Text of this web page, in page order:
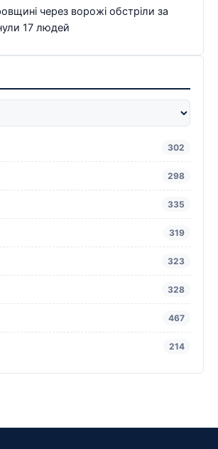
через ворожі обстріли за
17 людей
302
298
335
319
323
328
467
214